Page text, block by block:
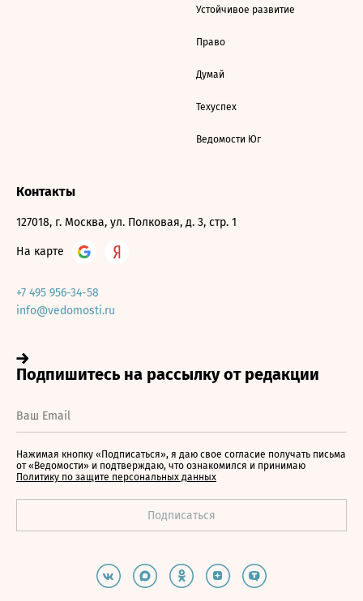
Устойчивое развитие
Право
Думай
Техуспех
Ведомости Юг
Контакты
127018, г. Москва, ул. Полковая, д. 3, стр. 1
На карте
+7 495 956-34-58
info@vedomosti.ru
Нажимая кнопку «Подписаться», я даю свое согласие получать письма
от «Ведомости» и подтверждаю, что ознакомился и принимаю
Политику по защите персональных данных